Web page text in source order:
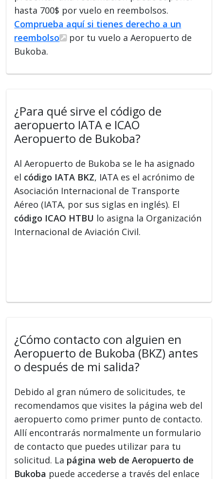
hasta 700$ por vuelo en reembolsos.
Comprueba aquí si tienes derecho a un
reembolso
por tu vuelo a Aeropuerto de
Bukoba.
¿Para qué sirve el código de
aeropuerto IATA e ICAO
Aeropuerto de Bukoba?
Al Aeropuerto de Bukoba se le ha asignado
el código IATA BKZ, IATA es el acrónimo de
Asociación Internacional de Transporte
Aéreo (IATA, por sus siglas en inglés). El
código ICAO HTBU lo asigna la Organización
Internacional de Aviación Civil.
¿Cómo contacto con alguien en
Aeropuerto de Bukoba (BKZ) antes
o después de mi salida?
Debido al gran número de solicitudes, te
recomendamos que visites la página web del
aeropuerto como primer punto de contacto.
Allí encontrarás normalmente un formulario
de contacto que puedes utilizar para tu
solicitud. La página web de Aeropuerto de
Bukoba puede accederse a través del enlace